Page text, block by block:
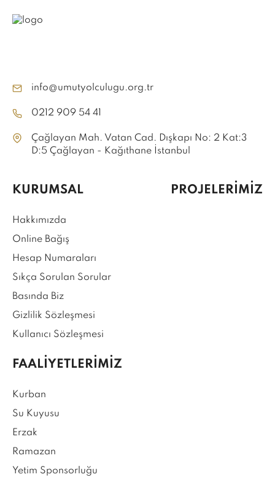
info@umutyolculugu.org.tr
0212 909 54 41
Çağlayan Mah. Vatan Cad. Dışkapı No: 2 Kat:3
D:5 Çağlayan - Kağıthane İstanbul
KURUMSAL
Hakkımızda
Online Bağış
Hesap Numaraları
Sıkça Sorulan Sorular
Basında Biz
Gizlilik Sözleşmesi
Kullanıcı Sözleşmesi
PROJELERİMİZ
FAALİYETLERİMİZ
Kurban
Su Kuyusu
Erzak
Ramazan
Yetim Sponsorluğu